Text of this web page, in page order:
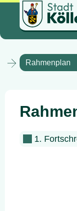
Rahmenplan
1.